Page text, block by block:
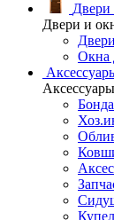
Двери
Двери и
Окна
Аксессуары